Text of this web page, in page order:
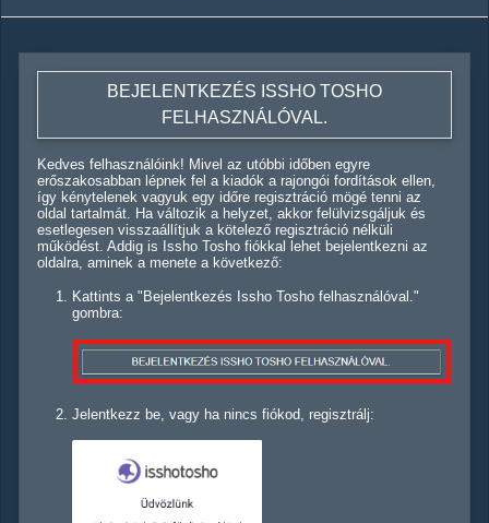
BEJELENTKEZÉS ISSHO TOSHO
FELHASZNÁLÓVAL.
Kedves felhasználóink! Mivel az utóbbi időben egyre
erőszakosabban lépnek fel a kiadók a rajongói fordítások ellen,
így kénytelenek vagyuk egy időre regisztráció mögé tenni az
oldal tartalmát. Ha változik a helyzet, akkor felülvizsgáljuk és
esetlegesen visszaállítjuk a kötelező regisztráció nélküli
működést. Addig is Issho Tosho fiókkal lehet bejelentkezni az
oldalra, aminek a menete a következő:
Kattints a "Bejelentkezés Issho Tosho felhasználóval."
gombra:
Jelentkezz be, vagy ha nincs fiókod, regisztrálj: